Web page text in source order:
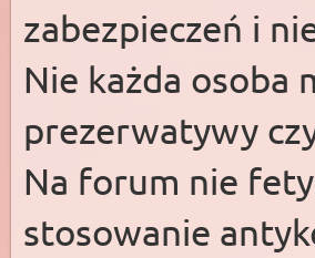
zabezpieczeń i
Nie każda osoba
prezerwatywy
Na forum nie
stosowanie